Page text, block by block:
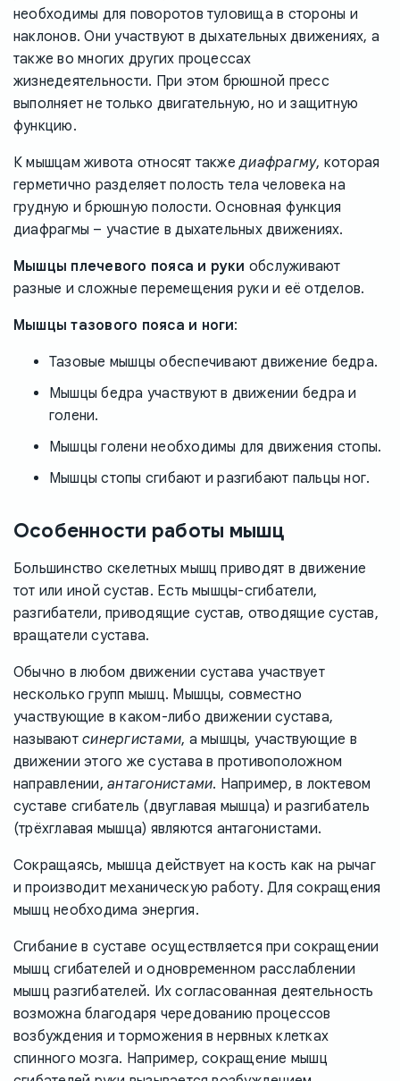
необходимы для поворотов туловища в стороны и
наклонов. Они участвуют в дыхательных движениях, а
также во многих других процессах
жизнедеятельности. При этом брюшной пресс
выполняет не только двигательную, но и защитную
функцию.
К мышцам живота относят такжедиафрагму, которая
герметично разделяет полость тела человека на
грудную и брюшную полости. Основная функция
диафрагмы – участие в дыхательных движениях.
Мышцы плечевого пояса и руки обслуживают
разные и сложные перемещения руки и её отделов.
Мышцы тазового пояса и ноги:
Тазовые мышцы обеспечивают движение бедра.
Мышцы бедра участвуют в движении бедра и
голени.
Мышцы голени необходимы для движения стопы.
Мышцы стопы сгибают и разгибают пальцы ног.
Особенности работы мышц
Большинство скелетных мышц приводят в движение
тот или иной сустав. Есть мышцы-сгибатели,
разгибатели, приводящие сустав, отводящие сустав,
вращатели сустава.
Обычно в любом движении сустава участвует
несколько групп мышц. Мышцы, совместно
участвующие в каком-либо движении сустава,
называютсинергистами, а мышцы, участвующие в
движении этого же сустава в противоположном
направлении,антагонистами. Например, в локтевом
суставе сгибатель (двуглавая мышца) и разгибатель
(трёхглавая мышца) являются антагонистами.
Сокращаясь, мышца действует на кость как на рычаг
и производит механическую работу. Для сокращения
мышц необходима энергия.
Сгибание в суставе осуществляется при сокращении
мышц сгибателей и одновременном расслаблении
мышц разгибателей. Их согласованная деятельность
возможна благодаря чередованию процессов
возбуждения и торможения в нервных клетках
спинного мозга. Например, сокращение мышц